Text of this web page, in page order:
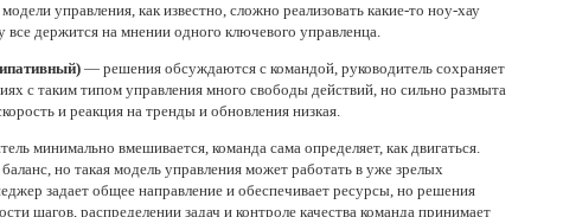
управления, как известно, сложно реализовать какие-то ноу-хау
все держится на мнении одного ключевого управленца.
— решения обсуждаются с командой, руководитель сохраняет
с таким типом управления много свободы действий, но сильно размыта
и реакция на тренды и обновления низкая.
минимально вмешивается, команда сама определяет, как двигаться.
но такая модель управления может работать в уже зрелых
задает общее направление и обеспечивает ресурсы, но решения
шагов, распределении задач и контроле качества команда принимает